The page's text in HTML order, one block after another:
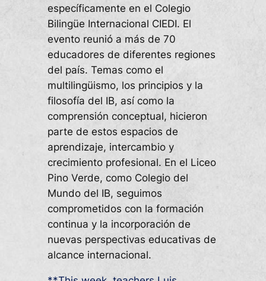
específicamente en el Colegio
Bilingüe Internacional CIEDI. El
evento reunió a más de 70
educadores de diferentes regiones
del país. Temas como el
multilingüismo, los principios y la
filosofía del IB, así como la
comprensión conceptual, hicieron
parte de estos espacios de
aprendizaje, intercambio y
crecimiento profesional. En el Liceo
Pino Verde, como Colegio del
Mundo del IB, seguimos
comprometidos con la formación
continua y la incorporación de
nuevas perspectivas educativas de
alcance internacional.